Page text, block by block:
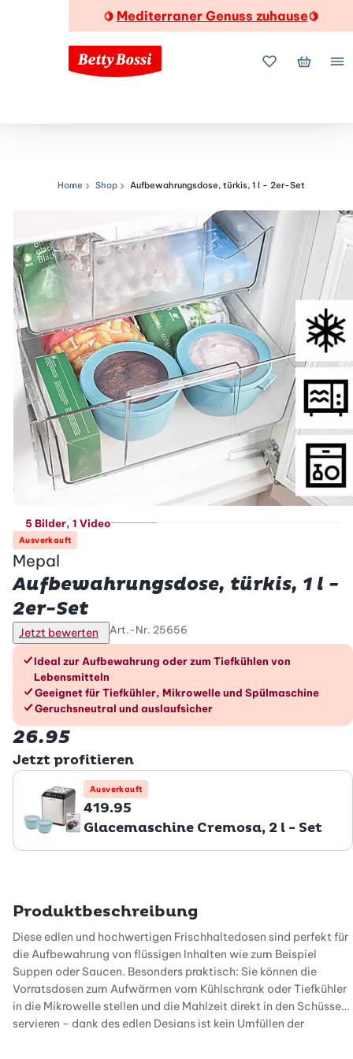
🍋 Mediterraner Genuss zuhause🍋
MeineMein
Navigationspfad
Home Shop Aufbewahrungsdose, türkis, 1 l - 2er-Set
5 Bilder, 1 Video
Ausverkauft
Mepal
Aufbewahrungsdose, türkis, 1 l -
2er-Set
Jetzt bewerten Art.-Nr. 25656
Die Vorteile im Überblick
Ideal zur Aufbewahrung oder zum Tiefkühlen von
Lebensmitteln
Geeignet für Tiefkühler, Mikrowelle und Spülmaschine
Geruchsneutral und auslaufsicher
26.95
Jetzt profitieren
Ausverkauft
419.95
Glacemaschine Cremosa, 2 l - Set
Produktbeschreibung
Diese edlen und hochwertigen Frischhaltedosen sind perfekt für
die Aufbewahrung von flüssigen Inhalten wie zum Beispiel
Suppen oder Saucen. Besonders praktisch: Sie können die
Vorratsdosen zum Aufwärmen vom Kühlschrank oder Tiefkühler
in die Mikrowelle stellen und die Mahlzeit direkt in den Schüsseln
servieren - dank des edlen Designs ist kein Umfüllen der